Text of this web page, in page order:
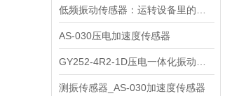
AS-030压电加速度传感器
测振传感器_AS-030加速度传感器